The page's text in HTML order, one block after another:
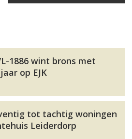
1886 wint brons met
op EJK
tot tachtig woningen
Leiderdorp